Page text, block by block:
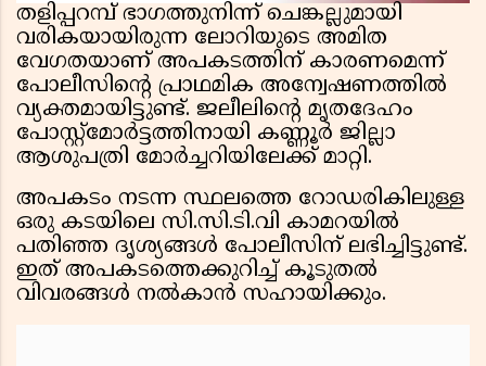
തളിപ്പറമ്പ് ഭാഗത്തുനിന്ന് ചെങ്കല്ലുമായി
വരികയായിരുന്ന ലോറിയുടെ അമിത
വേഗതയാണ് അപകടത്തിന് കാരണമെന്ന്
പോലീസിന്റെ പ്രാഥമിക അന്വേഷണത്തിൽ
വ്യക്തമായിട്ടുണ്ട്. ജലീലിന്റെ മൃതദേഹം
പോസ്റ്റ്‌മോർട്ടത്തിനായി കണ്ണൂർ ജില്ലാ
ആശുപത്രി മോർച്ചറിയിലേക്ക് മാറ്റി.
അപകടം നടന്ന സ്ഥലത്തെ റോഡരികിലുള്ള
ഒരു കടയിലെ സി.സി.ടി.വി കാമറയിൽ
പതിഞ്ഞ ദൃശ്യങ്ങൾ പോലീസിന് ലഭിച്ചിട്ടുണ്ട്.
ഇത് അപകടത്തെക്കുറിച്ച് കൂടുതൽ
വിവരങ്ങൾ നൽകാൻ സഹായിക്കും.